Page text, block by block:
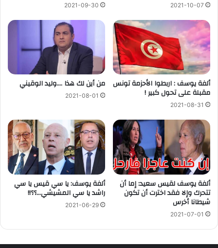
2021-10-07
2021-09-30
ألفة يوسف : اربطوا الأحزمة تونس
مقبلة على تحول كبير !
2021-08-31
من أين لك هذا ….وليد الوقيني
2021-08-01
ألفة يوسف لقيس سعيد: إما أن
تتحرك وإلا فقد اخترت أن تكون
شيطانا أخرس
2021-07-01
ألفة يوسف: يا سي قيس يا سي
راشد يا سي المشيشي…؟؟!!
2021-06-29